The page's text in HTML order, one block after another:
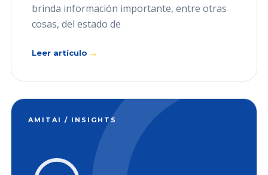
brinda información importante, entre otras
cosas, del estado de
Leer artículo →
AMITAI / INSIGHTS